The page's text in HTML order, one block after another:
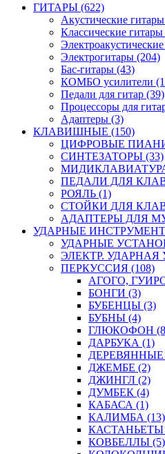
ГИТАРЫ (622)
Акустические
Классические
Электрогитары (204)
Бас-гитары (43)
КОМБО усилители
Педали для гитар (39)
Процессоры для
Адаптеры (3)
КЛАВИШНЫЕ (150)
ЦИФРОВЫЕ
СИНТЕЗАТОРЫ (33)
ПЕДАЛИ ДЛЯ
РОЯЛЬ (1)
СТОЙКИ ДЛЯ
АДАПТЕРЫ ДЛЯ
УДАРНЫЕ
УДАРНЫЕ
ЭЛЕКТР. УДАРНАЯ
ПЕРКУССИЯ (108)
АГОГО,
БОНГИ (3)
БУБЕНЦЫ (3)
БУБНЫ (4)
ГЛЮКОФОН
ДАРБУКА (1)
ДЖЕМБЕ (2)
ДЖИНГЛ (2)
ДУМБЕК (4)
КАБАСА (1)
КАЛИМБА (13)
КАСТАНЬЕТЫ
КОВБЕЛЛЫ (5)